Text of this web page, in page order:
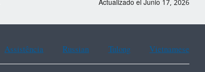
Assistência Russian Tulong Vietnamese